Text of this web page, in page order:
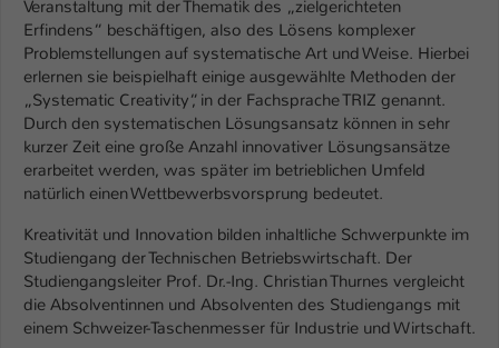
Veranstaltung mit der Thematik des „zielgerichteten
Erfindens“ beschäftigen, also des Lösens komplexer
Problemstellungen auf systematische Art und Weise. Hierbei
erlernen sie beispielhaft einige ausgewählte Methoden der
„Systematic Creativity“, in der Fachsprache TRIZ genannt.
Durch den systematischen Lösungsansatz können in sehr
kurzer Zeit eine große Anzahl innovativer Lösungsansätze
erarbeitet werden, was später im betrieblichen Umfeld
natürlich einen Wettbewerbsvorsprung bedeutet.
Kreativität und Innovation bilden inhaltliche Schwerpunkte im
Studiengang der Technischen Betriebswirtschaft. Der
Studiengangsleiter Prof. Dr.-Ing. Christian Thurnes vergleicht
die Absolventinnen und Absolventen des Studiengangs mit
einem Schweizer-Taschenmesser für Industrie und Wirtschaft.
Zweck
Einstellungen. Unter anderem eine zufällig
generierte ID, für die historische
Speicherung Ihrer vorgenommen
Einstellungen, falls der Webseiten-
Betreiber dies eingestellt hat.
Name fe_typo_user / PHPSESSID
Laufzeit 1 Woche
Dieses Cookie ist ein Standard-Session-